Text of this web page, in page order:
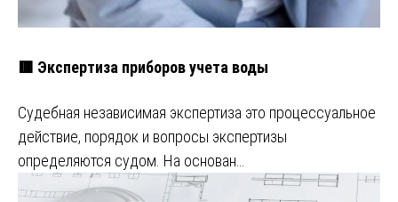
🟥 Экспертиза приборов учета воды
Судебная независимая экспертиза это процессуальное
действие, порядок и вопросы экспертизы
определяются судом. На основан…